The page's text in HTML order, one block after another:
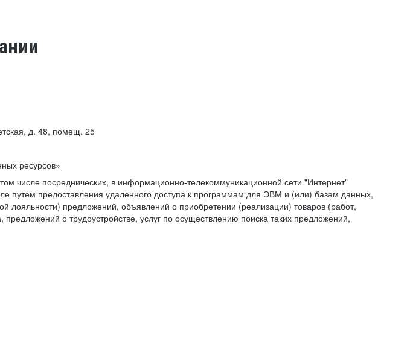
д. 48, помещ. 25
ресурсов»
числе посреднических, в информационно-телекоммуникационной сети "Интернет"
путем предоставления удаленного доступа к программам для ЭВМ и (или) базам данных,
предложений, объявлений о приобретении (реализации) товаров (работ,
о трудоустройстве, услуг по осуществлению поиска таких предложений,